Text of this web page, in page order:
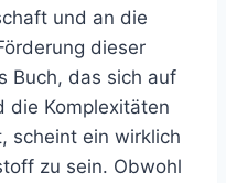
und an die
dieser
Buch, das sich auf
die Komplexitäten
scheint ein wirklich
zu sein. Obwohl